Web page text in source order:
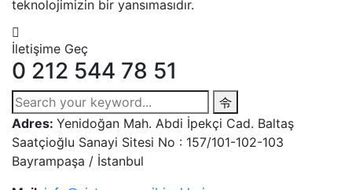
teknolojimizin bir yansımasıdır.
İletişime Geç
0 212 544 78 51
Adres: Yenidoğan Mah. Abdi İpekçi Cad. Baltaş
Saatçioğlu Sanayi Sitesi No : 157/101-102-103
Bayrampaşa / İstanbul